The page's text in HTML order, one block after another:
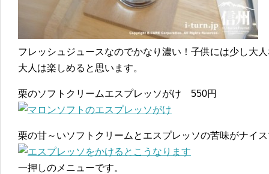
フレッシュジュースなのでかなり濃い！子供には少し大
大人は楽しめると思います。
栗のソフトクリームエスプレッソがけ 550円
栗の甘～いソフトクリームとエスプレッソの苦味がナイ
一押しのメニューです。